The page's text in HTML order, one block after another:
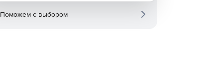
Поможем с выбором